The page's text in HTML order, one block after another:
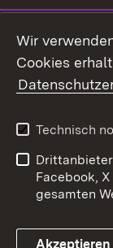
Kontakt
Impressum
Wir
Cookies
Technisch
Facebook,
gesamten
Akzeptieren